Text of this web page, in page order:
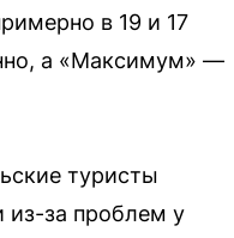
в 19 и 17
а «Максимум» —
туристы
из-за проблем у